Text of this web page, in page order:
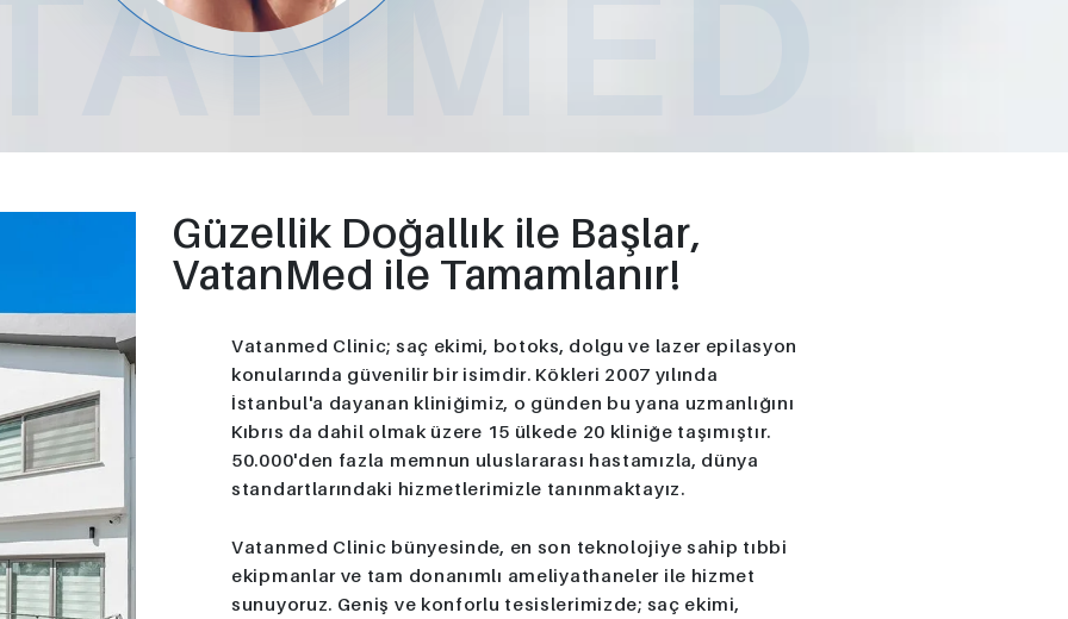
Güzellik Doğallık ile Başlar,
VatanMed ile Tamamlanır!
Vatanmed Clinic; saç ekimi, botoks, dolgu ve lazer epilasyon
konularında güvenilir bir isimdir. Kökleri 2007 yılında
İstanbul'a dayanan kliniğimiz, o günden bu yana uzmanlığını
Kıbrıs da dahil olmak üzere 15 ülkede 20 kliniğe taşımıştır.
50.000'den fazla memnun uluslararası hastamızla, dünya
standartlarındaki hizmetlerimizle tanınmaktayız.
Vatanmed Clinic bünyesinde, en son teknolojiye sahip tıbbi
ekipmanlar ve tam donanımlı ameliyathaneler ile hizmet
sunuyoruz. Geniş ve konforlu tesislerimizde; saç ekimi,